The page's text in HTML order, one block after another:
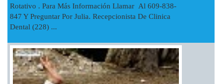
Rotativo . Para Más Información Llamar Al 609-838-
847 Y Preguntar Por Julia. Recepcionista De Clinica
Dental (228) ...